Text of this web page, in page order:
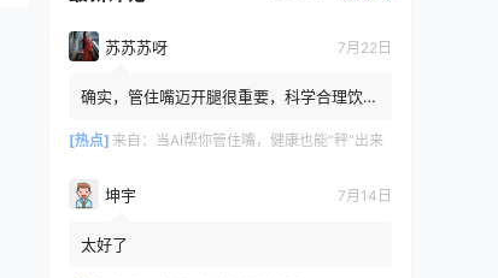
苏苏苏呀 7月22日
确实，管住嘴迈开腿很重要，科学合理饮
[热点] 来自： 当AI帮你管住嘴，健康也能“秤”出来
坤宇 7月14日
太好了